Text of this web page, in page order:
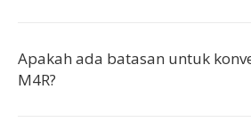
Apakah ada batasan untuk
M4R?